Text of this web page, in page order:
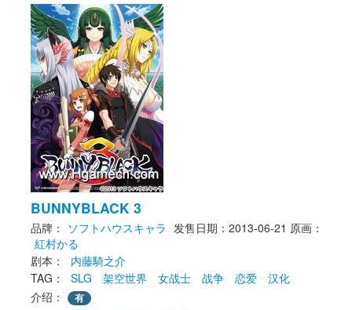
BUNNYBLACK 3
品牌： ソフトハウスキャラ 发售日期：2013-06-21 原画：
紅村かる
剧本：
内藤騎之介
TAG：
SLG 架空世界 女战士 战争 恋爱
汉化
介绍：
有